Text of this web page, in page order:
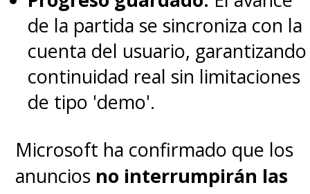
de la partida se sincroniza con la
cuenta del usuario, garantizando
continuidad real sin limitaciones
de tipo 'demo'.
Microsoft ha confirmado que los
anuncios no interrumpirán las